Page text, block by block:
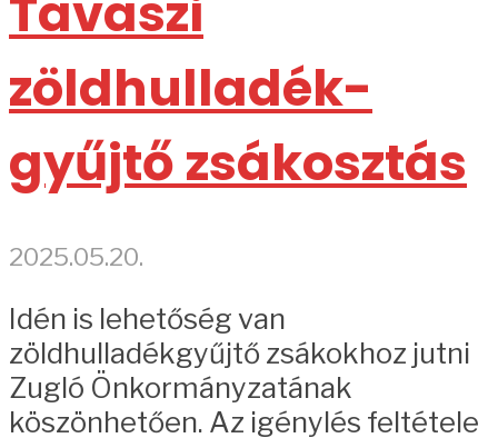
zöldhulladék-
gyűjtő zsákosztás
2025.05.20.
Idén is lehetőség van
zöldhulladékgyűjtő zsákokhoz jutni
Zugló Önkormányzatának
köszönhetően. Az igénylés feltétele